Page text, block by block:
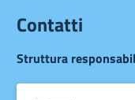
Contatti
Struttura